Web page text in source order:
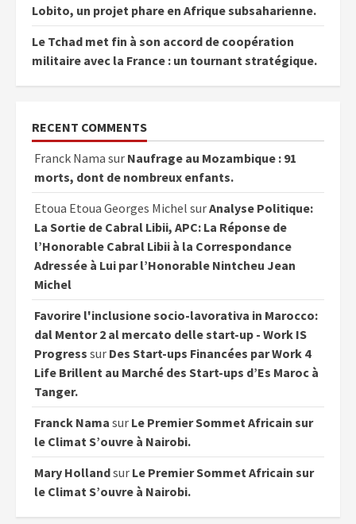
Lobito, un projet phare en Afrique subsaharienne.
Le Tchad met fin à son accord de coopération
militaire avec la France : un tournant stratégique.
RECENT COMMENTS
Franck Nama sur Naufrage au Mozambique : 91
morts, dont de nombreux enfants.
Etoua Etoua Georges Michel surAnalyse Politique:
La Sortie de Cabral Libii, APC: La Réponse de
l’Honorable Cabral Libii à la Correspondance
Adressée à Lui par l’Honorable Nintcheu Jean
Michel
Favorire l'inclusione socio-lavorativa in Marocco:
dal Mentor 2 al mercato delle start-up - Work IS
Progress sur Des Start-ups Financées par Work 4
Life Brillent au Marché des Start-ups d’Es Maroc à
Tanger.
Franck Nama sur Le Premier Sommet Africain sur
le Climat S’ouvre à Nairobi.
Mary Hollandsur Le Premier Sommet Africain sur
le Climat S’ouvre à Nairobi.